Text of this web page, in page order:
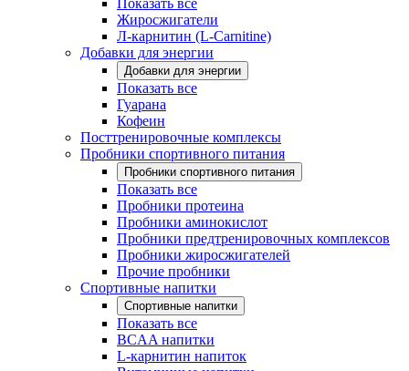
Жиросжигатели
Л-карнитин (L-Carnitine)
Добавки для энергии
Добавки для энергии
Показать все
Гуарана
Кофеин
Посттренировочные комплексы
Пробники спортивного питания
Пробники спортивного питания
Показать все
Пробники протеина
Пробники аминокислот
Пробники предтренировочных комплексов
Пробники жиросжигателей
Прочие пробники
Спортивные напитки
Спортивные напитки
Показать все
BCAA напитки
L-карнитин напиток